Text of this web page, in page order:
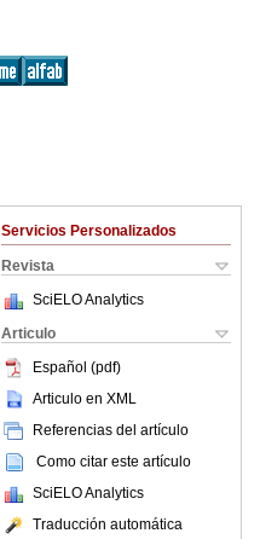
Servicios Personalizados
Revista
SciELO Analytics
Articulo
Español (pdf)
Articulo en XML
Referencias del artículo
Como citar este artículo
SciELO Analytics
Traducción automática